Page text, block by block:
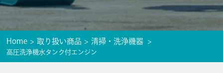
Home 取り扱い商品 清掃・洗浄機器
高圧洗浄機水タンク付エンジン